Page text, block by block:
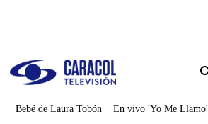
Bebé de Laura Tobón En vivo 'Yo Me Llamo'